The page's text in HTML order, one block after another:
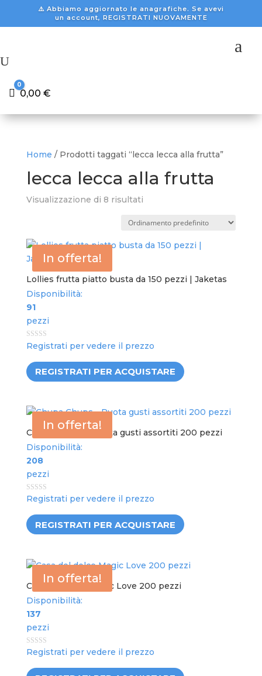
⚠️ Abbiamo aggiornato le anagrafiche. Se avevi
un account, REGISTRATI NUOVAMENTE
a
U
Carrello
0
0,00 €
Home / Prodotti taggati “lecca lecca alla frutta”
lecca lecca alla frutta
Visualizzazione di 8 risultati
In offerta!
Lollies frutta piatto busta da 150 pezzi | Jaketas
Disponibilità:
91
pezzi
0
out
5
Registrati per vedere il prezzo
REGISTRATI PER ACQUISTARE
In offerta!
Chupa Chups – Ruota gusti assortiti 200 pezzi
Disponibilità:
208
pezzi
0
out
5
Registrati per vedere il prezzo
REGISTRATI PER ACQUISTARE
In offerta!
Casa del dolce Magic Love 200 pezzi
Disponibilità:
137
pezzi
0
out
5
Registrati per vedere il prezzo